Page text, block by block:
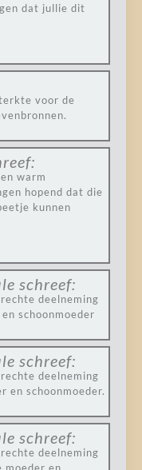
dat jullie dit
voor de
warm
hopend dat die
kunnen
schreef:
deelneming
schoonmoeder
schreef:
deelneming
en schoonmoeder.
schreef:
deelneming